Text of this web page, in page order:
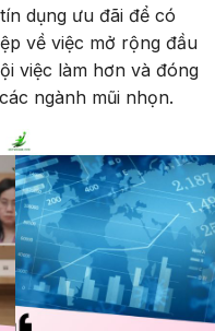
dụng ưu đãi để có
về việc mở rộng đầu
việc làm hơn và đóng
ngành mũi nhọn.